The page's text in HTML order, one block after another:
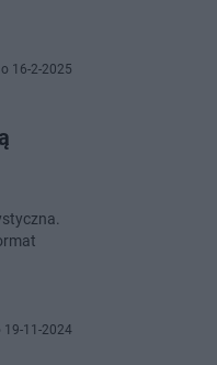
16-2-2025
19-11-2024